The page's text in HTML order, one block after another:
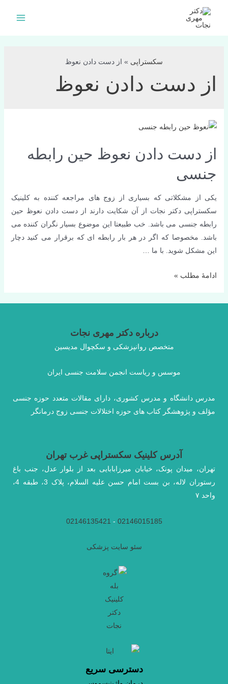
سکستراپی » از دست دادن نعوظ
از دست دادن نعوظ
از دست دادن نعوظ حین رابطه‌
جنسی
یکی از مشکلاتی که بسیاری از زوج های مراجعه کننده به کلینیک
سکستراپی دکتر نجات از آن شکایت دارند از دست دادن نعوظ حین
رابطه جنسی می باشد. خب طبیعتا این موضوع بسیار نگران کننده می
باشد. مخصوصا که اگر در هر بار رابطه ای که برقرار می کنید دچار
این مشکل شوید. با ما …
از
ادامۀ مطلب »
درباره دکتر مهری نجات
متخصص روانپزشکی و سکچوال مدیسین
موسس و ریاست انجمن سلامت جنسی ایران
مدرس دانشگاه و مدرس کشوری، دارای مقالات متعدد حوزه جنسی
مؤلف و پژوهشگر کتاب های حوزه اختلالات جنسی زوج درمانگر
آدرس کلینیک سکستراپی غرب تهران
تهران، میدان پونک، خیابان میرزابابایی بعد از بلوار عدل، جنب باغ
رستوران لاله، بن بست امام حسن علیه السلام، پلاک 3، طبقه 4،
واحد ۷
02146015185
-
02146135421
سئو سایت پزشکی
دسترسی سریع